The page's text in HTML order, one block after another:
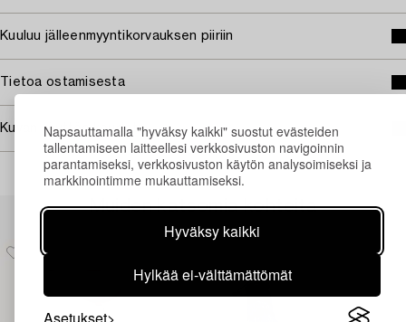
Napsauttamalla "hyväksy kaikki" suostut evästeiden
tallentamiseen laitteellesi verkkosivuston navigoinnin
parantamiseksi, verkkosivuston käytön analysoimiseksi ja
markkinointimme mukauttamiseksi.
Hyväksy kaikki
Hylkää ei-välttämättömät
Asetukset
Kuuluu jälleenmyyntikorvauksen piiriin
Tietoa ostamisesta
Kuvan käyttöoikeudet
Muiden katsomia kohteita